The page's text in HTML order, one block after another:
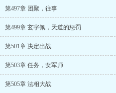
第497章 团聚，往事
第499章 玄字佩，天道的惩罚
第501章 决定出战
第503章 任务，女军师
第505章 法相大战